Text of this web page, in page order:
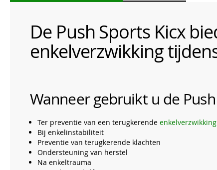
De Push Sports Kicx
enkelverzwikking
Wanneer gebruikt u de
Ter preventie van een terugkerende enkelverzwikking
Bij enkelinstabiliteit
Preventie van terugkerende klachten
Ondersteuning van herstel
Na enkeltrauma